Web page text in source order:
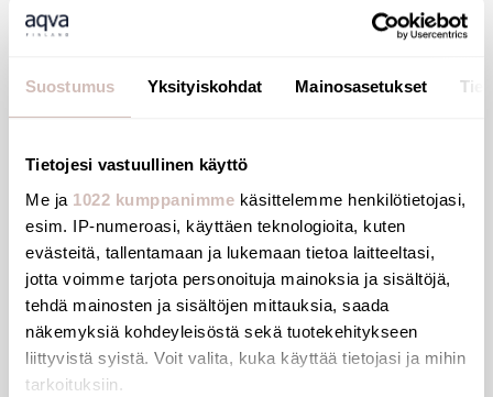
Suostumus Yksityiskohdat Mainosasetukset
Tietojesi vastuullinen käyttö
Me ja 1022 kumppanimme käsittelemme henkilötietojasi,
esim. IP-numeroasi, käyttäen teknologioita, kuten
evästeitä, tallentamaan ja lukemaan tietoa laitteeltasi,
jotta voimme tarjota personoituja mainoksia ja sisältöjä,
tehdä mainosten ja sisältöjen mittauksia, saada
näkemyksiä kohdeyleisöstä sekä tuotekehitykseen
liittyvistä syistä. Voit valita, kuka käyttää tietojasi ja mihin
tarkoituksiin.
Bright white toilet brush set.
people who have difficulty bending to use.
Plastic bowl with reservoir: avoids toilet brush sitting in
residual water and reduces the risk of splashing when
next used.
Height 515mm.
Wall-mounted with anti-theft lock.
30-year warranty.